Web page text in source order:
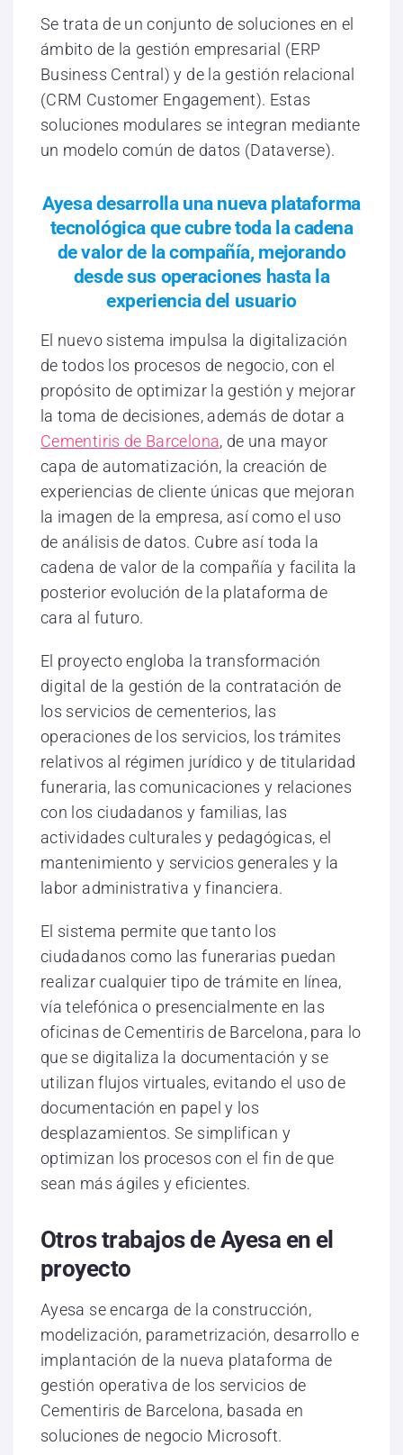
Se trata de un conjunto de soluciones en el
ámbito de la gestión empresarial (ERP
Business Central) y de la gestión relacional
(CRM Customer Engagement). Estas
soluciones modulares se integran mediante
un modelo común de datos (Dataverse).
Ayesa desarrolla una nueva plataforma
tecnológica que cubre toda la cadena
de valor de la compañía, mejorando
desde sus operaciones hasta la
experiencia del usuario
El nuevo sistema impulsa la digitalización
de todos los procesos de negocio, con el
propósito de optimizar la gestión y mejorar
la toma de decisiones, además de dotar a
Cementiris de Barcelona, de una mayor
capa de automatización, la creación de
experiencias de cliente únicas que mejoran
la imagen de la empresa, así como el uso
de análisis de datos. Cubre así toda la
cadena de valor de la compañía y facilita la
posterior evolución de la plataforma de
cara al futuro.
El proyecto engloba la transformación
digital de la gestión de la contratación de
los servicios de cementerios, las
operaciones de los servicios, los trámites
relativos al régimen jurídico y de titularidad
funeraria, las comunicaciones y relaciones
con los ciudadanos y familias, las
actividades culturales y pedagógicas, el
mantenimiento y servicios generales y la
labor administrativa y financiera.
El sistema permite que tanto los
ciudadanos como las funerarias puedan
realizar cualquier tipo de trámite en línea,
vía telefónica o presencialmente en las
oficinas de Cementiris de Barcelona, para lo
que se digitaliza la documentación y se
utilizan flujos virtuales, evitando el uso de
documentación en papel y los
desplazamientos. Se simplifican y
optimizan los procesos con el fin de que
sean más ágiles y eficientes.
Otros trabajos de Ayesa en el
proyecto
Ayesa se encarga de la construcción,
modelización, parametrización, desarrollo e
implantación de la nueva plataforma de
gestión operativa de los servicios de
Cementiris de Barcelona, basada en
soluciones de negocio Microsoft.